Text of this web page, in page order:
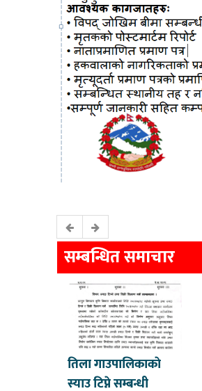
सम्बन्धित समाचार
तिला गाउपालिकाकाे
स्याउ टिप्ने सम्बन्धी